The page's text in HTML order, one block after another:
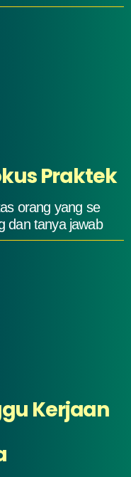
Praktek
orang yang se
dan tanya jawab
Kerjaan